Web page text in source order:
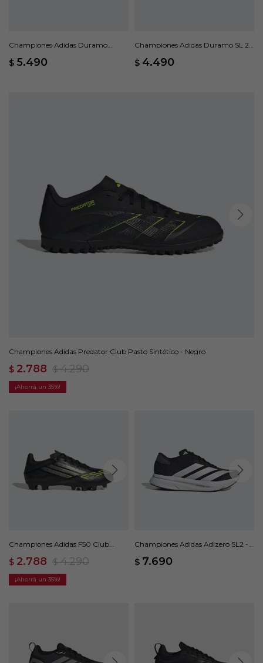
Championes Adidas Duramo
$ 5.490
Championes Adidas Duramo SL 2 -
$ 4.490
Championes Adidas Predator Club Pasto Sintético - Negro
$ 2.788 $ 4.290
35
Championes Adidas F50 Club
$ 2.788 $ 4.290
35
Championes Adidas Adizero SL2 -
$ 7.690